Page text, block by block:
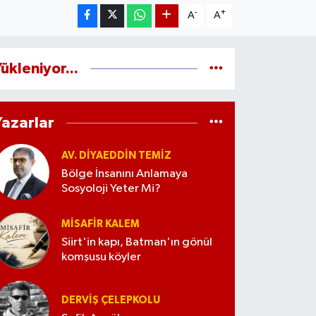
A- A+
AV. DIYAEDDIN TEMIZ
Bölge İnsanını Anlamaya
Sosyoloji Yeter Mi?
MISAFIR KALEM
Siirt'in kapı, Batman'ın gönül
komşusu köyler
DERVIŞ ÇELEPKOLU